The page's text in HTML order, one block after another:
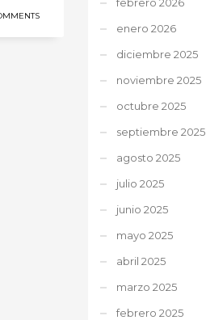
enero 2026
diciembre 2025
noviembre 2025
octubre 2025
septiembre 2025
agosto 2025
julio 2025
junio 2025
mayo 2025
abril 2025
marzo 2025
febrero 2025